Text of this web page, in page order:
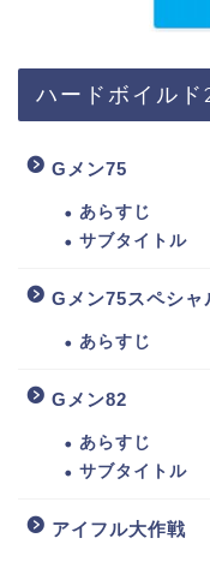
ハードボイル
Gメン75
あらすじ
サブタイトル
Gメン75スペシャ
あらすじ
Gメン82
あらすじ
サブタイトル
アイフル大作戦